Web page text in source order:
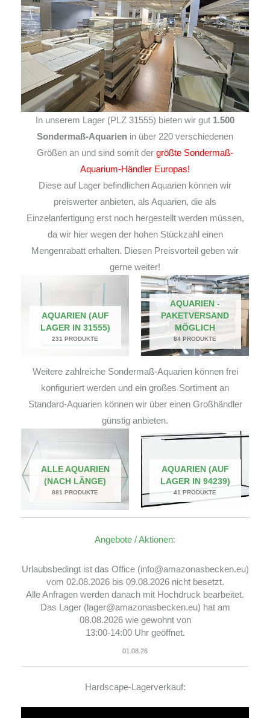
In unserem Lager (PLZ 31555) bieten wir gut 1.500
Sondermaß-Aquarien in über 220 verschiedenen
Größen an und sind somit der größte Sondermaß-
Aquarium-Händler Europas!
Diese auf Lager befindlichen Aquarien können wir
preiswerter anbieten, als Aquarien, die als
Einzelanfertigung erst noch hergestellt werden müssen,
da wir hier wegen der hohen Stückzahl einen
Mengenrabatt erhalten. Diesen Preisvorteil geben wir
gerne weiter!
AQUARIEN (AUF
LAGER IN 31555)
231 PRODUKTE
AQUARIEN -
PAKETVERSAND
MÖGLICH
84 PRODUKTE
Weitere zahlreiche Sondermaß-Aquarien können frei
konfiguriert werden und ein großes Sortiment an
Standard-Aquarien können wir über einen Großhändler
günstig anbieten.
ALLE AQUARIEN
(NACH LÄNGE)
881 PRODUKTE
AQUARIEN (AUF
LAGER IN 94239)
41 PRODUKTE
Angebote / Aktionen:
Urlaubsbedingt ist das Office (info@amazonasbecken.eu)
vom 02.08.2026 bis 09.08.2026 nicht besetzt.
Alle Anfragen werden danach mit Hochdruck bearbeitet.
Das Lager (lager@amazonasbecken.eu) hat am
08.08.2026 wie gewohnt von
13:00-14:00 Uhr geöffnet.
01.08.26
Hardscape-Lagerverkauf: